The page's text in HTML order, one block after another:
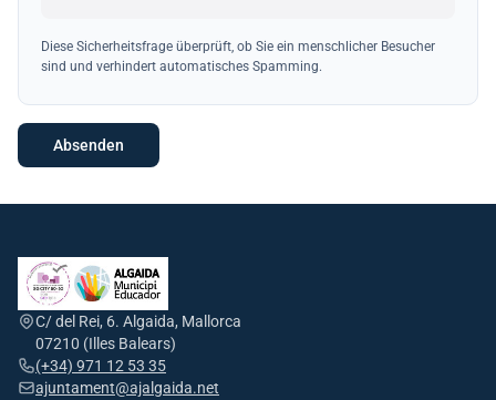
Diese Sicherheitsfrage überprüft, ob Sie ein menschlicher Besucher
sind und verhindert automatisches Spamming.
C/ del Rei, 6. Algaida, Mallorca
07210 (Illes Balears)
(+34) 971 12 53 35
ajuntament@ajalgaida.net